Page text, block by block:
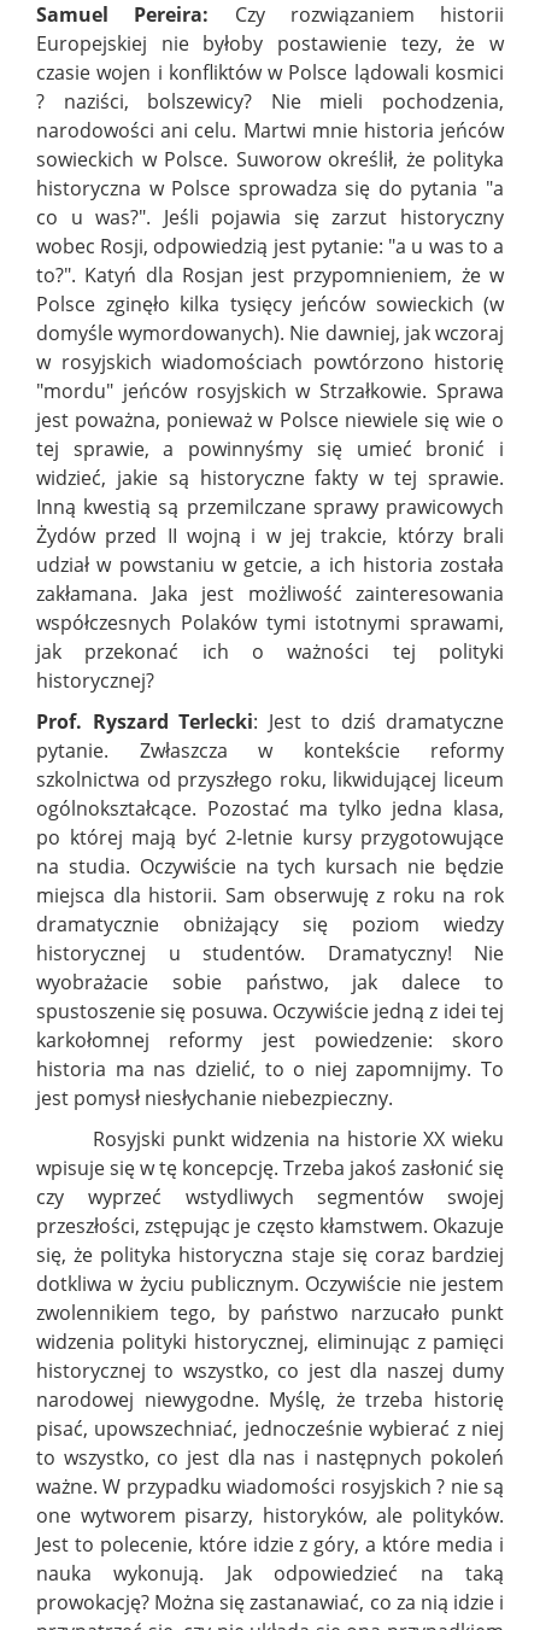
Samuel Pereira: Czy rozwiązaniem historii
Europejskiej nie byłoby postawienie tezy, że w
czasie wojen i konfliktów w Polsce lądowali kosmici
? naziści, bolszewicy? Nie mieli pochodzenia,
narodowości ani celu. Martwi mnie historia jeńców
sowieckich w Polsce. Suworow określił, że polityka
historyczna w Polsce sprowadza się do pytania "a
co u was?". Jeśli pojawia się zarzut historyczny
wobec Rosji, odpowiedzią jest pytanie: "a u was to a
to?". Katyń dla Rosjan jest przypomnieniem, że w
Polsce zginęło kilka tysięcy jeńców sowieckich (w
domyśle wymordowanych). Nie dawniej, jak wczoraj
w rosyjskich wiadomościach powtórzono historię
"mordu" jeńców rosyjskich w Strzałkowie. Sprawa
jest poważna, ponieważ w Polsce niewiele się wie o
tej sprawie, a powinnyśmy się umieć bronić i
widzieć, jakie są historyczne fakty w tej sprawie.
Inną kwestią są przemilczane sprawy prawicowych
Żydów przed II wojną i w jej trakcie, którzy brali
udział w powstaniu w getcie, a ich historia została
zakłamana. Jaka jest możliwość zainteresowania
współczesnych Polaków tymi istotnymi sprawami,
jak przekonać ich o ważności tej polityki
historycznej?
Prof. Ryszard Terlecki: Jest to dziś dramatyczne
pytanie. Zwłaszcza w kontekście reformy
szkolnictwa od przyszłego roku, likwidującej liceum
ogólnokształcące. Pozostać ma tylko jedna klasa,
po której mają być 2-letnie kursy przygotowujące
na studia. Oczywiście na tych kursach nie będzie
miejsca dla historii. Sam obserwuję z roku na rok
dramatycznie obniżający się poziom wiedzy
historycznej u studentów. Dramatyczny! Nie
wyobrażacie sobie państwo, jak dalece to
spustoszenie się posuwa. Oczywiście jedną z idei tej
karkołomnej reformy jest powiedzenie: skoro
historia ma nas dzielić, to o niej zapomnijmy. To
jest pomysł niesłychanie niebezpieczny.
Rosyjski punkt widzenia na historie XX wieku
wpisuje się w tę koncepcję. Trzeba jakoś zasłonić się
czy wyprzeć wstydliwych segmentów swojej
przeszłości, zstępując je często kłamstwem. Okazuje
się, że polityka historyczna staje się coraz bardziej
dotkliwa w życiu publicznym. Oczywiście nie jestem
zwolennikiem tego, by państwo narzucało punkt
widzenia polityki historycznej, eliminując z pamięci
historycznej to wszystko, co jest dla naszej dumy
narodowej niewygodne. Myślę, że trzeba historię
pisać, upowszechniać, jednocześnie wybierać z niej
to wszystko, co jest dla nas i następnych pokoleń
ważne. W przypadku wiadomości rosyjskich ? nie są
one wytworem pisarzy, historyków, ale polityków.
Jest to polecenie, które idzie z góry, a które media i
nauka wykonują. Jak odpowiedzieć na taką
prowokację? Można się zastanawiać, co za nią idzie i